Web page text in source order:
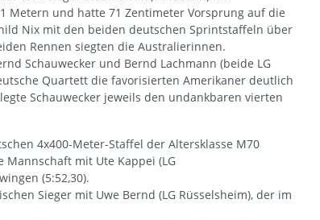
Metern und hatte 71 Zentimeter Vorsprung auf die
Nix mit den beiden deutschen Sprintstaffeln über
Rennen siegten die Australierinnen.
Schauwecker und Bernd Lachmann (beide LG
Quartett die favorisierten Amerikaner deutlich
Schauwecker jeweils den undankbaren vierten
4x400-Meter-Staffel der Altersklasse M70
Mannschaft mit Ute Kappei (LG
(5:52,30).
Sieger mit Uwe Bernd (LG Rüsselsheim), der im